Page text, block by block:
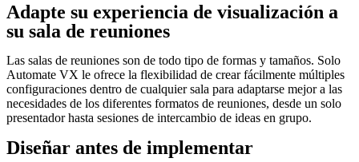
Adapte su experiencia de visualización a
su sala de reuniones
Las salas de reuniones son de todo tipo de formas y tamaños. Solo
Automate VX le ofrece la flexibilidad de crear fácilmente múltiples
configuraciones dentro de cualquier sala para adaptarse mejor a las
necesidades de los diferentes formatos de reuniones, desde un solo
presentador hasta sesiones de intercambio de ideas en grupo.
Diseñar antes de implementar